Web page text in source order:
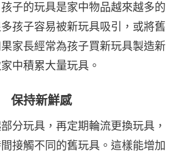
子的玩具是家中物品越來越多的
孩子容易被新玩具吸引，或將舊
家長經常為孩子買新玩具製造新
中積累大量玩具。
保持新鮮感
分玩具，再定期輪流更換玩具，
接觸不同的舊玩具。這樣能增加